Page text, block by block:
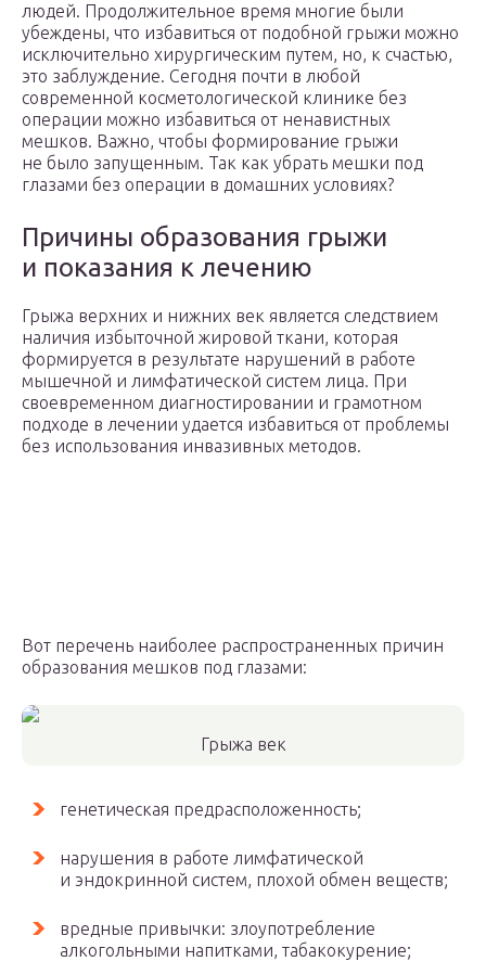
людей. Продолжительное время многие были
убеждены, что избавиться от подобной грыжи можно
исключительно хирургическим путем, но, к счастью,
это заблуждение. Сегодня почти в любой
современной косметологической клинике без
операции можно избавиться от ненавистных
мешков. Важно, чтобы формирование грыжи
не было запущенным. Так как убрать мешки под
глазами без операции в домашних условиях?
Причины образования грыжи
и показания к лечению
Грыжа верхних и нижних век является следствием
наличия избыточной жировой ткани, которая
формируется в результате нарушений в работе
мышечной и лимфатической систем лица. При
своевременном диагностировании и грамотном
подходе в лечении удается избавиться от проблемы
без использования инвазивных методов.
Вот перечень наиболее распространенных причин
образования мешков под глазами:
Грыжа век
генетическая предрасположенность;
нарушения в работе лимфатической
и эндокринной систем, плохой обмен веществ;
вредные привычки: злоупотребление
алкогольными напитками, табакокурение;